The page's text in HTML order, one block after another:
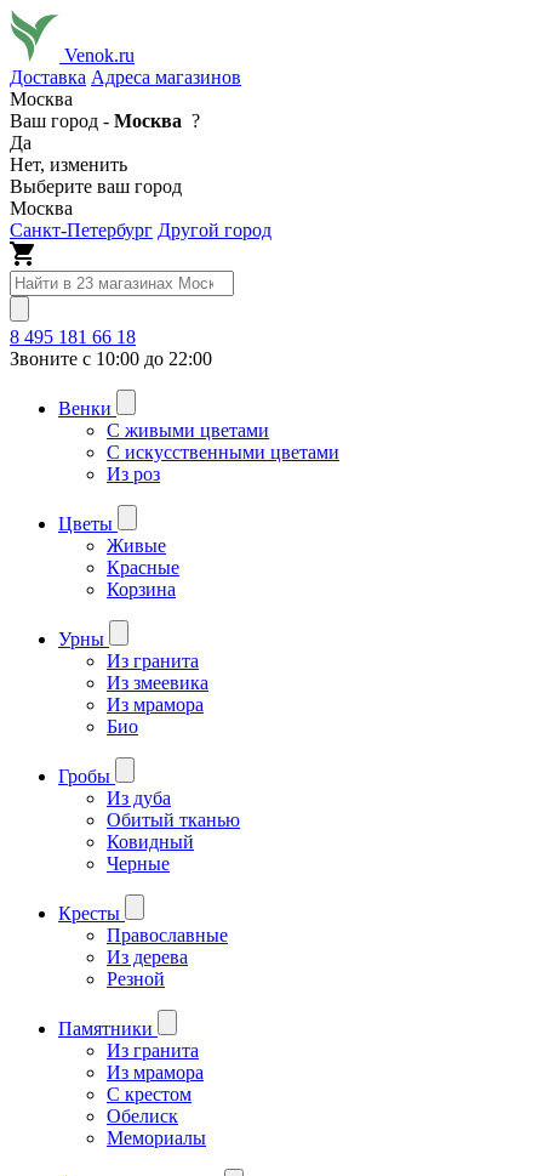
Venok.ru
Доставка Адреса магазинов
Москва
Ваш город - Москва ?
Да
Нет, изменить
Выберите ваш город
Москва
Санкт-Петербург Другой город
8 495 181 66 18
Звоните с 10:00 до 22:00
Венки
С живыми цветами
С искусственными цветами
Из роз
Цветы
Живые
Красные
Корзина
Урны
Из гранита
Из змеевика
Из мрамора
Био
Гробы
Из дуба
Обитый тканью
Ковидный
Черные
Кресты
Православные
Из дерева
Резной
Памятники
Из гранита
Из мрамора
С крестом
Обелиск
Мемориалы